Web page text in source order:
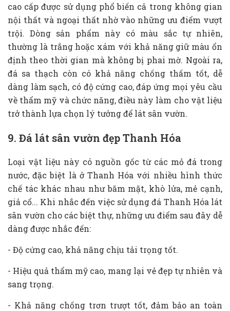
cao cấp được sử dụng phổ biến cả trong không gian
nội thất và ngoại thất nhờ vào những ưu điểm vượt
trội. Dòng sản phẩm này có màu sắc tự nhiên,
thường là trắng hoặc xám với khả năng giữ màu ổn
định theo thời gian mà không bị phai mờ. Ngoài ra,
đá sa thạch còn có khả năng chống thấm tốt, dễ
dàng làm sạch, có độ cứng cao, đáp ứng mọi yêu cầu
về thẩm mỹ và chức năng, điều này làm cho vật liệu
trở thành lựa chọn lý tưởng để lát sân vườn.
9. Đá lát sân vườn đẹp Thanh Hóa
Loại vật liệu này có nguồn gốc từ các mỏ đá trong
nước, đặc biệt là ở Thanh Hóa với nhiều hình thức
chế tác khác nhau như băm mặt, khò lửa, mẻ cạnh,
giả cổ... Khi nhắc đến việc sử dụng đá Thanh Hóa lát
sân vườn cho các biệt thự, những ưu điểm sau đây dễ
dàng được nhắc đến:
- Độ cứng cao, khả năng chịu tải trọng tốt.
- Hiệu quả thẩm mỹ cao, mang lại vẻ đẹp tự nhiên và
sang trọng.
- Khả năng chống trơn trượt tốt, đảm bảo an toàn